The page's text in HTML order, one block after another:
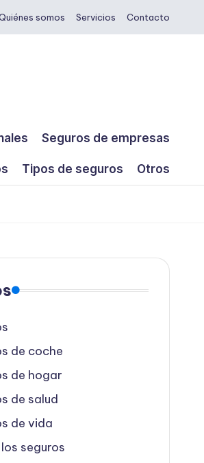
somos Servicios Contacto
Seguros de empresas
Tipos de seguros Otros
de coche
de hogar
de salud
de vida
seguros